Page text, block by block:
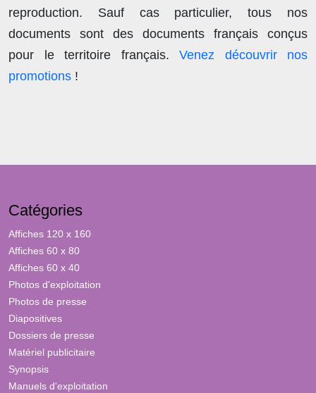
reproduction. Sauf cas particulier, tous nos
documents sont des documents français conçus
pour le territoire français. Venez découvrir nos
promotions !
Catégories
Affiches 120 x 160
Affiches 60 x 80
Affiches 60 x 40
Photos d'exploitation
Photos de presse
Diapositives
Dossiers de presse
Matériel publicitaire
Synopsis
Manuels d'exploitation